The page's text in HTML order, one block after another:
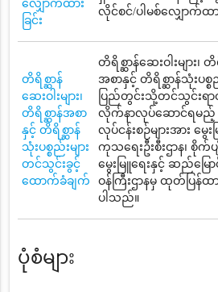
လျှောက်ထား
ခြင်း
လိုင်စင်/ပါမစ်လျှောက်ထား
တိရိစ္ဆာန်
ဆေးဝါးများ၊
တိရိစ္ဆာန်အစာ
နှင့် တိရိစ္ဆာန်
သုံးပစ္စည်းများ
တင်သွင်းခွင့်
ထောက်ခံချက်
တိရိစ္ဆာန်ဆေးဝါးများ၊ တိ
အစာနှင့် တိရိစ္ဆာန်သုံးပစ္စည်
ပြည်တွင်းသို့တင်သွင်းရ
လိုက်နာလုပ်ဆောင်ရမည့်
လုပ်ငန်းစဉ်များအား မွေး
ကုသရေးဦးစီးဌာန၊ စိုက်ပ
မွေးမြူရေးနှင့် ဆည်မြော
ဝန်ကြီးဌာနမှ ထုတ်ပြန်ထာ
ပါသည်။
ပုံစံများ